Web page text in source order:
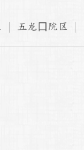
五龙口院区